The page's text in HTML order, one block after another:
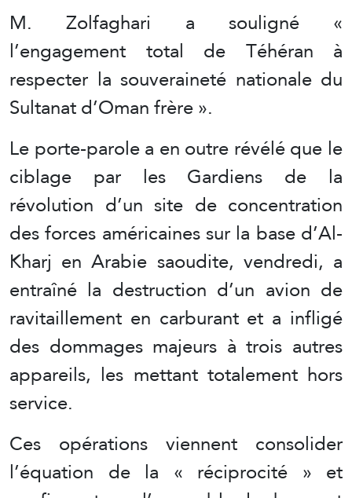
M. Zolfaghari a souligné «
l’engagement total de Téhéran à
respecter la souveraineté nationale du
Sultanat d’Oman frère ».
Le porte-parole a en outre révélé que le
ciblage par les Gardiens de la
révolution d’un site de concentration
des forces américaines sur la base d’Al-
Kharj en Arabie saoudite, vendredi, a
entraîné la destruction d’un avion de
ravitaillement en carburant et a infligé
des dommages majeurs à trois autres
appareils, les mettant totalement hors
service.
Ces opérations viennent consolider
l’équation de la « réciprocité » et